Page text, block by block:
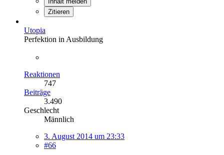
Zitieren
Utopia
Perfektion in Ausbildung
Reaktionen
747
Beiträge
3.490
Geschlecht
Männlich
3. August 2014 um 23:33
#66